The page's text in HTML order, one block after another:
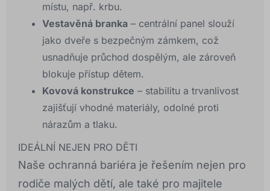
místu, např. krbu.
Vestavěná branka – centrální panel slouží
jako dveře s bezpečným zámkem, což
usnadňuje průchod dospělým, ale zároveň
blokuje přístup dětem.
Kovová konstrukce – stabilitu a trvanlivost
zajišťují vhodné materiály, odolné proti
nárazům a tlaku.
IDEÁLNÍ NEJEN PRO DĚTI
Naše ochranná bariéra je řešením nejen pro
rodiče malých dětí, ale také pro majitele